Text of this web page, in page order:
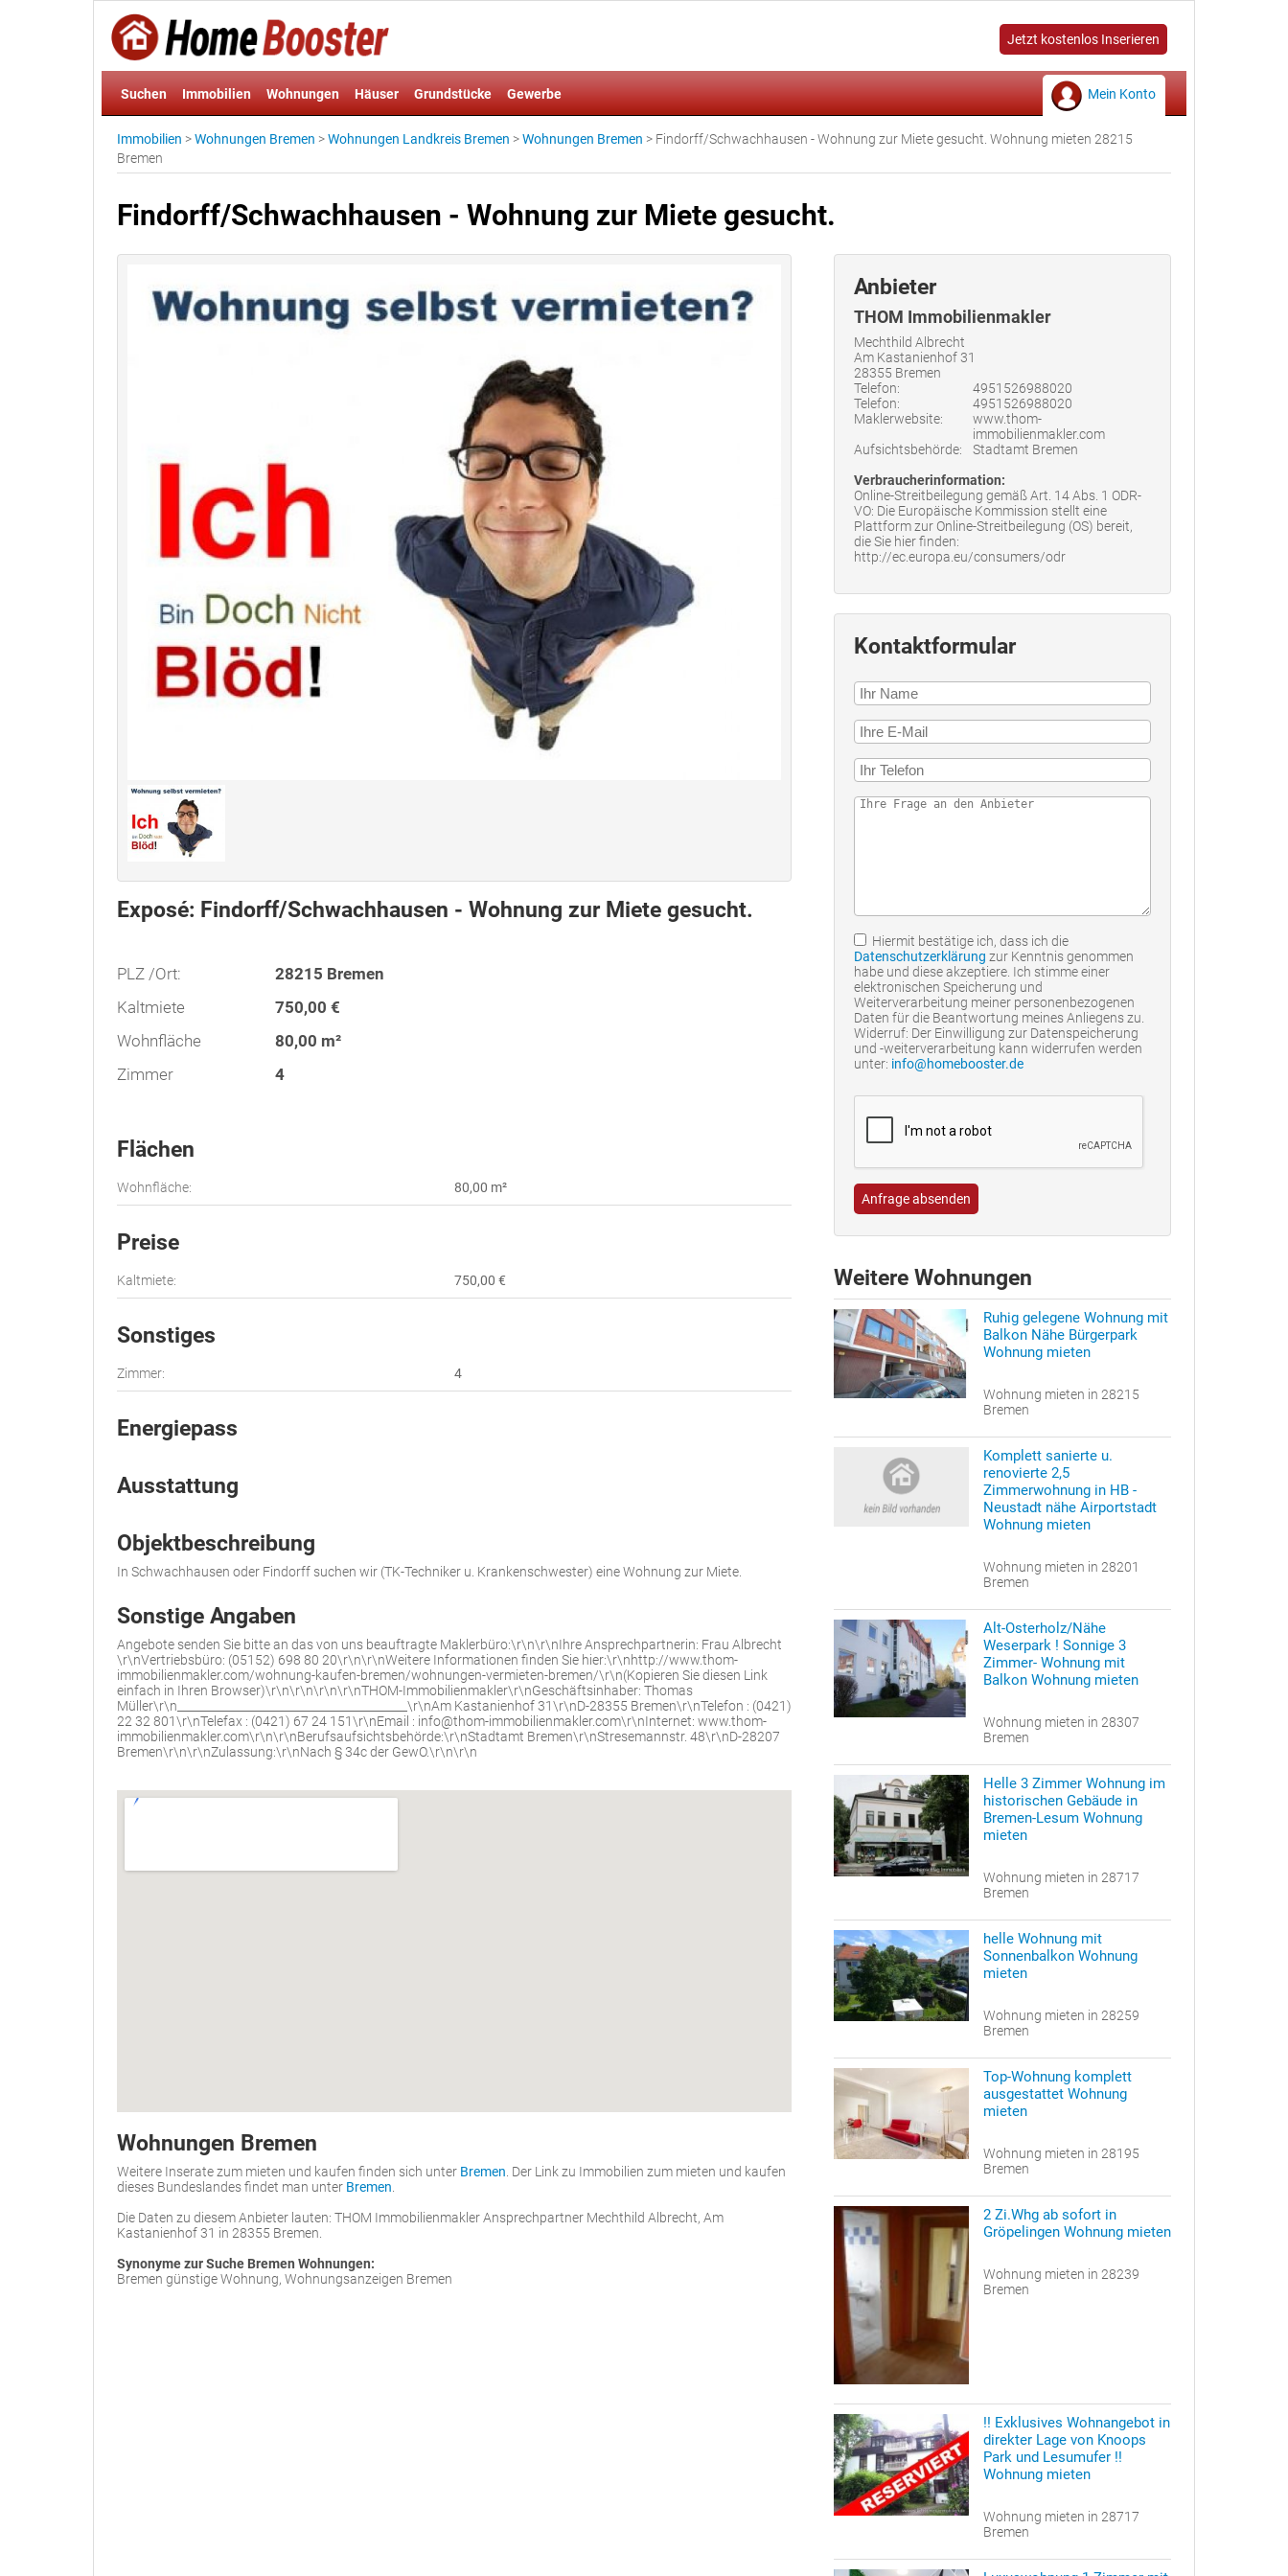
Jetzt kostenlos Inserieren
Suchen Immobilien Wohnungen Häuser Grundstücke Gewerbe Mein Konto
Immobilien >Wohnungen Bremen >Wohnungen Landkreis Bremen >Wohnungen Bremen > Findorff/Schwachhausen - Wohnung zur Miete gesucht. Wohnung mieten 28215
Bremen
Findorff/Schwachhausen - Wohnung zur Miete gesucht.
Exposé: Findorff/Schwachhausen - Wohnung zur Miete gesucht.
PLZ /Ort:
28215 Bremen
Kaltmiete
750,00 €
Wohnfläche
80,00 m²
Zimmer
4
Flächen
Wohnfläche: 80,00 m²
Preise
Kaltmiete: 750,00 €
Sonstiges
Zimmer: 4
Energiepass
Ausstattung
Objektbeschreibung
In Schwachhausen oder Findorff suchen wir (TK-Techniker u. Krankenschwester) eine Wohnung zur Miete.
Sonstige Angaben
Angebote senden Sie bitte an das von uns beauftragte Maklerbüro:\r\n\r\nIhre Ansprechpartnerin: Frau Albrecht
\r\nVertriebsbüro: (05152) 698 80 20\r\n\r\nWeitere Informationen finden Sie hier:\r\nhttp://www.thom-
immobilienmakler.com/wohnung-kaufen-bremen/wohnungen-vermieten-bremen/\r\n(Kopieren Sie diesen Link
einfach in Ihren Browser)\r\n\r\n\r\n\r\nTHOM-Immobilienmakler\r\nGeschäftsinhaber: Thomas
Müller\r\n________________________________________\r\nAm Kastanienhof 31\r\nD-28355 Bremen\r\nTelefon : (0421)
22 32 801\r\nTelefax : (0421) 67 24 151\r\nEmail : info@thom-immobilienmakler.com\r\nInternet: www.thom-
immobilienmakler.com\r\n\r\nBerufsaufsichtsbehörde:\r\nStadtamt Bremen\r\nStresemannstr. 48\r\nD-28207
Bremen\r\n\r\nZulassung:\r\nNach § 34c der GewO.\r\n\r\n
Wohnungen Bremen
Weitere Inserate zum mieten und kaufen finden sich unter Bremen . Der Link zu Immobilien zum mieten und kaufen
dieses Bundeslandes findet man unter Bremen
Die Daten zu diesem Anbieter lauten: THOM Immobilienmakler Ansprechpartner Mechthild Albrecht, Am
Kastanienhof 31 in 28355 Bremen.
Synonyme zur Suche Bremen Wohnungen:
Bremen günstige Wohnung, Wohnungsanzeigen Bremen
Anbieter
THOM Immobilienmakler
Mechthild Albrecht
Am Kastanienhof 31
28355 Bremen
Telefon:
4951526988020
Telefon:
4951526988020
Maklerwebsite:
www.thom-
immobilienmakler.com
Aufsichtsbehörde:
Stadtamt Bremen
Verbraucherinformation:
Online-Streitbeilegung gemäß Art. 14 Abs. 1 ODR-
VO: Die Europäische Kommission stellt eine
Plattform zur Online-Streitbeilegung (OS) bereit,
die Sie hier finden:
http://ec.europa.eu/consumers/odr
Kontaktformular
Hiermit bestätige ich, dass ich die
Datenschutzerklärung zur Kenntnis genommen
habe und diese akzeptiere. Ich stimme einer
elektronischen Speicherung und
Weiterverarbeitung meiner personenbezogenen
Daten für die Beantwortung meines Anliegens zu.
Widerruf: Der Einwilligung zur Datenspeicherung
und -weiterverarbeitung kann widerrufen werden
unter: info@homebooster.de
Anfrage absenden
Weitere Wohnungen
Ruhig gelegene Wohnung mit
Balkon Nähe Bürgerpark
Wohnung mieten
Wohnung mieten in 28215
Bremen
Komplett sanierte u.
renovierte 2,5
Zimmerwohnung in HB -
Neustadt nähe Airportstadt
Wohnung mieten
Wohnung mieten in 28201
Bremen
Alt-Osterholz/Nähe
Weserpark ! Sonnige 3
Zimmer- Wohnung mit
Balkon Wohnung mieten
Wohnung mieten in 28307
Bremen
Helle 3 Zimmer Wohnung im
historischen Gebäude in
Bremen-Lesum Wohnung
mieten
Wohnung mieten in 28717
Bremen
helle Wohnung mit
Sonnenbalkon Wohnung
mieten
Wohnung mieten in 28259
Bremen
Top-Wohnung komplett
ausgestattet Wohnung
mieten
Wohnung mieten in 28195
Bremen
2 Zi.Whg ab sofort in
Gröpelingen Wohnung mieten
Wohnung mieten in 28239
Bremen
!! Exklusives Wohnangebot in
direkter Lage von Knoops
Park und Lesumufer !!
Wohnung mieten
Wohnung mieten in 28717
Bremen